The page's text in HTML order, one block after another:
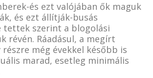
és ezt valójában ők maguk
és ezt állítják-busás
tettek szerint a blogolási
révén. Ráadásul, a megírt
még évekkel később is
marad, esetleg minimális